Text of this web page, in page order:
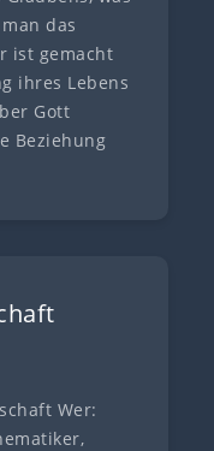
das
ist gemacht
ihres Lebens
Gott
Beziehung
Wer: